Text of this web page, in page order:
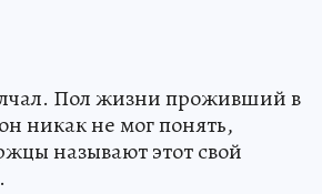
Пол жизни проживший в
никак не мог понять,
называют этот свой